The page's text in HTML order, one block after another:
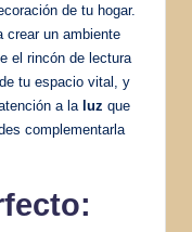
de tu hogar.
crear un ambiente
el rincón de lectura
tu espacio vital, y
a la luz que
complementarla